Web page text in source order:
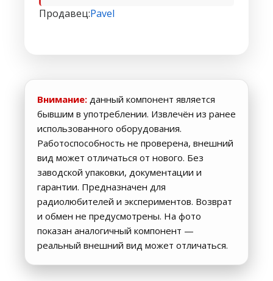
Продавец:Pavel
Внимание: данный компонент является
бывшим в употреблении. Извлечён из ранее
использованного оборудования.
Работоспособность не проверена, внешний
вид может отличаться от нового. Без
заводской упаковки, документации и
гарантии. Предназначен для
радиолюбителей и экспериментов. Возврат
и обмен не предусмотрены. На фото
показан аналогичный компонент —
реальный внешний вид может отличаться.